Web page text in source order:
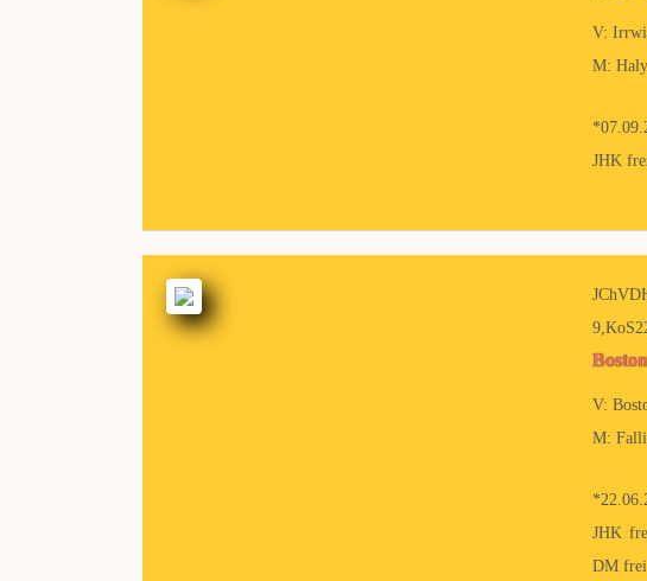
V:
M:
JHK
V:
M:
JHK
DM frei